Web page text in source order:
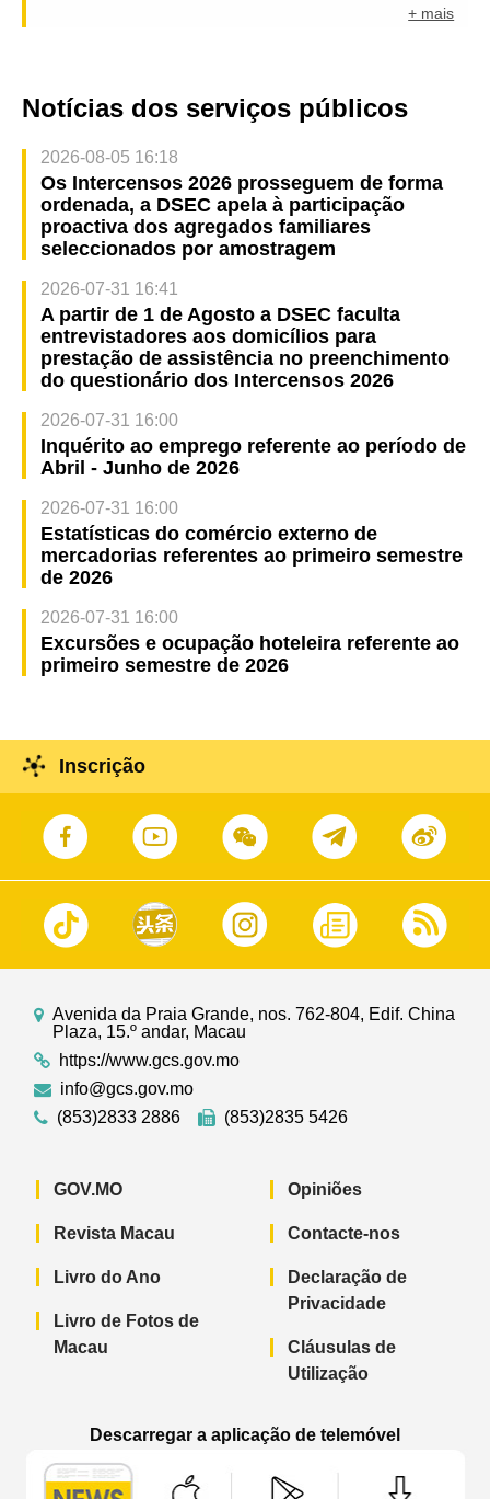
+ mais
Notícias dos serviços públicos
2026-08-05 16:18
Os Intercensos 2026 prosseguem de forma
ordenada, a DSEC apela à participação
proactiva dos agregados familiares
seleccionados por amostragem
2026-07-31 16:41
A partir de 1 de Agosto a DSEC faculta
entrevistadores aos domicílios para
prestação de assistência no preenchimento
do questionário dos Intercensos 2026
2026-07-31 16:00
Inquérito ao emprego referente ao período de
Abril - Junho de 2026
2026-07-31 16:00
Estatísticas do comércio externo de
mercadorias referentes ao primeiro semestre
de 2026
2026-07-31 16:00
Excursões e ocupação hoteleira referente ao
primeiro semestre de 2026
Inscrição
Avenida da Praia Grande, nos. 762-804, Edif. China
Plaza, 15.º andar, Macau
https://www.gcs.gov.mo
info@gcs.gov.mo
(853)2833 2886
(853)2835 5426
GOV.MO
Revista Macau
Livro do Ano
Livro de Fotos de
Macau
Opiniões
Contacte-nos
Declaração de
Privacidade
Cláusulas de
Utilização
Descarregar a aplicação de telemóvel